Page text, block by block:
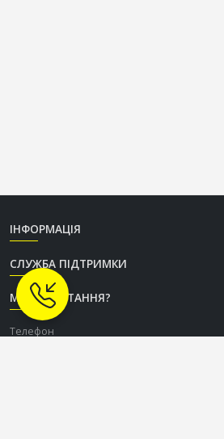
ІНФОРМАЦІЯ
СЛУЖБА ПІДТРИМКИ
МАЄТЕ ПИТАННЯ?
Телефон